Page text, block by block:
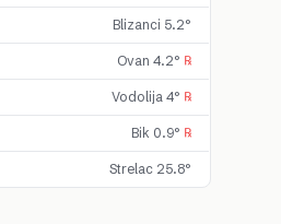
Blizanci 5.2°
Ovan 4.2° ℞
Vodolija 4° ℞
Bik 0.9° ℞
Strelac 25.8°